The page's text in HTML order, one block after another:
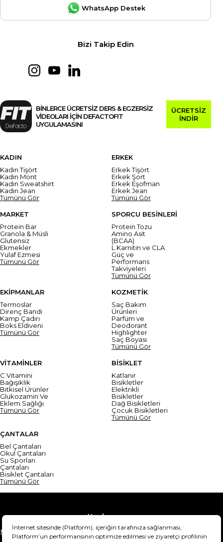
WhatsApp Destek
Bizi Takip Edin
BİNLERCE ÜCRETSİZ DERS & EGZERSİZ
VİDEOLARI İÇİN DEFACTOFIT
UYGULAMASINI
ÜCRETSİZ
İNDİR
KADIN
Kadın Tişört
Kadın Mont
Kadın Sweatshirt
Kadın Jean
Tümünü Gör
ERKEK
Erkek Tişört
Erkek Şort
Erkek Eşofman
Erkek Jean
Tümünü Gör
MARKET
Protein Bar
Granola & Müsli
Glutensiz
Ekmekler
Yulaf Ezmesi
Tümünü Gör
SPORCU BESİNLERİ
Protein Tozu
Amino Asit
(BCAA)
L Karnitin ve CLA
Güç ve
Performans
Takviyeleri
Tümünü Gör
EKİPMANLAR
Termoslar
Direnç Bandı
Kamp Çadırı
Boks Eldiveni
Tümünü Gör
KOZMETİK
Saç Bakım
Ürünleri
Parfüm ve
Deodorant
Highlighter
Saç Boyası
Tümünü Gör
VİTAMİNLER
C Vitamini
Bağışıklık
Bitkisel Ürünler
Glukozamin Ve
Eklem Sağlığı
Tümünü Gör
BİSİKLET
Katlanır
Bisikletler
Elektrikli
Bisikletler
Dağ Bisikletleri
Çocuk Bisikletleri
Tümünü Gör
ÇANTALAR
Bel Çantaları
Okul Çantaları
Su Sporları
Çantaları
Bisiklet Çantaları
Tümünü Gör
Yardım
Mesafeli Satış Sözleşmesi
Teslimat Bilgisi